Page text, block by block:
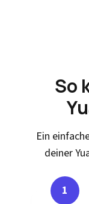
So
Ein
deiner
1